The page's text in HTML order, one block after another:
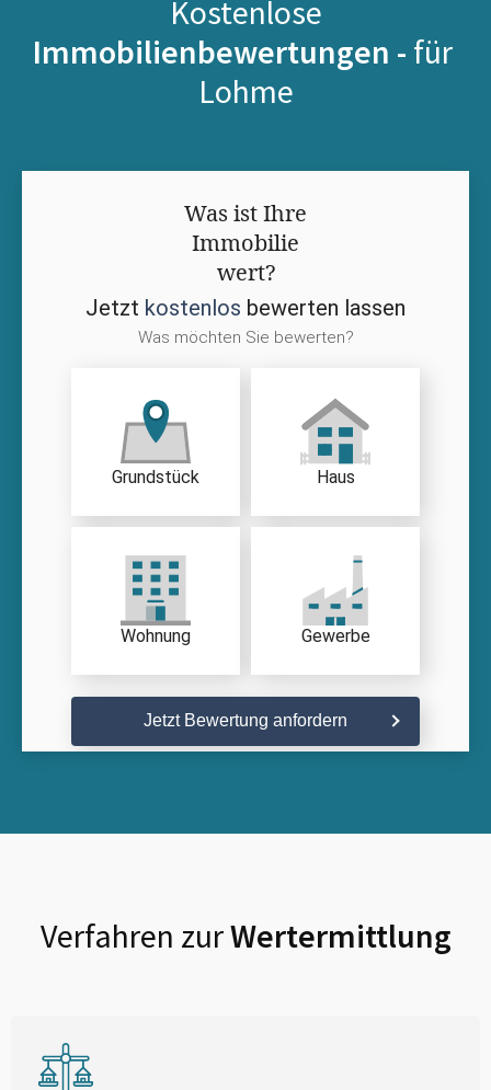
Kostenlose
Immobilienbewertungen - für
Lohme
Was ist Ihre
Immobilie
wert?
Jetzt kostenlos bewerten lassen
Was möchten Sie bewerten?
Grundstück Haus
Wohnung Gewerbe
Jetzt Bewertung anfordern
Verfahren zurWertermittlung